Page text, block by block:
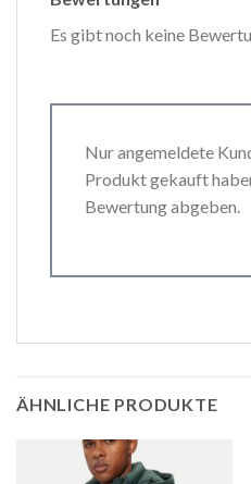
Es gibt noch keine
Nur angemeldete
Produkt gekauft
Bewertung abgeben.
ÄHNLICHE PRODUKTE